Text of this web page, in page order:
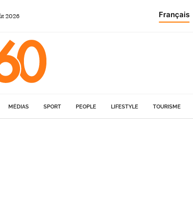
2026 Français
MÉDIAS SPORT PEOPLE LIFESTYLE TOURISME